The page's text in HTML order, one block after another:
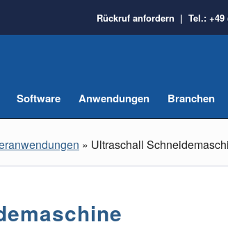
Rückruf anfordern | Tel.: +49
Software Anwendungen Branchen
» Ultraschall